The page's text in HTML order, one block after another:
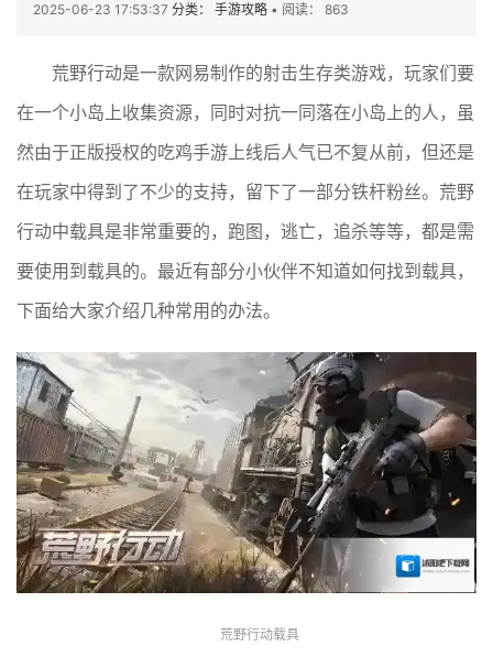
2025-06-23 17:53:37 分类： 手游攻略 • 阅读： 863
荒野行动是一款网易制作的射击生存类游戏，玩家们要
在一个小岛上收集资源，同时对抗一同落在小岛上的人，虽
然由于正版授权的吃鸡手游上线后人气已不复从前，但还是
在玩家中得到了不少的支持，留下了一部分铁杆粉丝。荒野
行动中载具是非常重要的，跑图，逃亡，追杀等等，都是需
要使用到载具的。最近有部分小伙伴不知道如何找到载具，
下面给大家介绍几种常用的办法。
荒野行动载具